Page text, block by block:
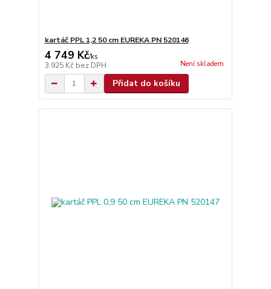
kartáč PPL 1,2 50 cm EUREKA PN 520146
4 749 Kč/ks
3 925 Kč bez DPH Není skladem
Přidat do košíku